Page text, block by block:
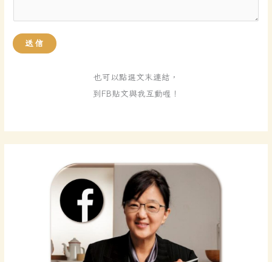
！
電
址
送信
也可以點選文末連結，
到FB貼文與我互動喔！